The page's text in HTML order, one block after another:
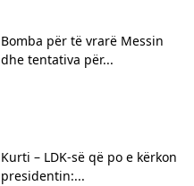
Bomba për të vrarë Messin
dhe tentativa për...
Kurti – LDK-së që po e kërkon
presidentin:...